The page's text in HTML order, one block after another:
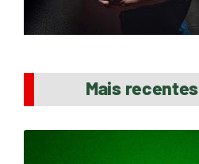
Mais recentes